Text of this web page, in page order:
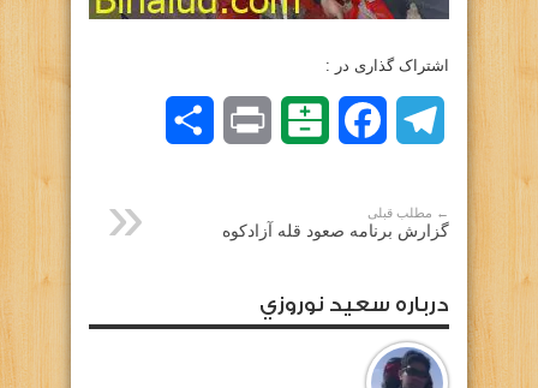
اشتراک گذاری در :
Telegram
Facebook
Balatarin
Print
← مطلب قبلی
گزارش برنامه صعود قله آزادکوه
درباره سعيد نوروزي